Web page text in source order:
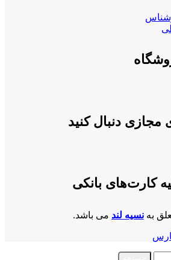
مجازی دنبال کنید
کارت‌های بانکی
به نسیه لند می باشد.